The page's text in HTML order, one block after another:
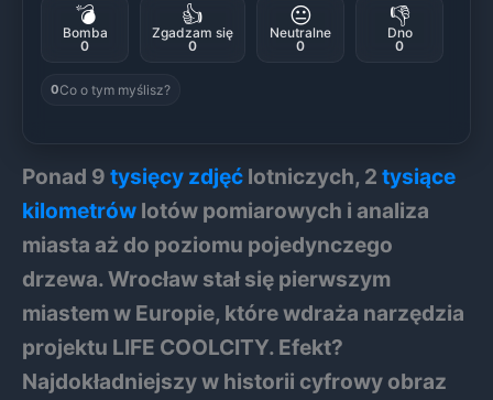
💣
Bomba
0
👍
Zgadzam się
0
😐
Neutralne
0
👎
Dno
0
0Co o tym myślisz?
Ponad 9 tysięcy zdjęć lotniczych, 2 tysiące
kilometrów lotów pomiarowych i analiza
miasta aż do poziomu pojedynczego
drzewa. Wrocław stał się pierwszym
miastem w Europie, które wdraża narzędzia
projektu LIFE COOLCITY. Efekt?
Najdokładniejszy w historii cyfrowy obraz